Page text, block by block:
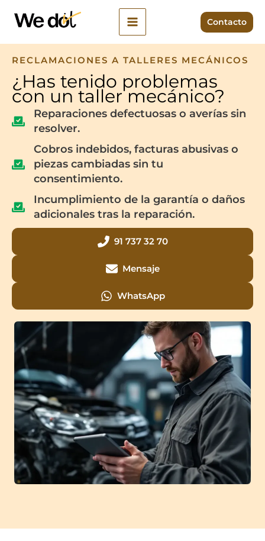
Contacto
RECLAMACIONES A TALLERES MECÁNICOS
¿Has tenido problemas
con un taller mecánico?
Reparaciones defectuosas o averías sin
resolver.
Cobros indebidos, facturas abusivas o
piezas cambiadas sin tu
consentimiento.
Incumplimiento de la garantía o daños
adicionales tras la reparación.
91 737 32 70
Mensaje
WhatsApp